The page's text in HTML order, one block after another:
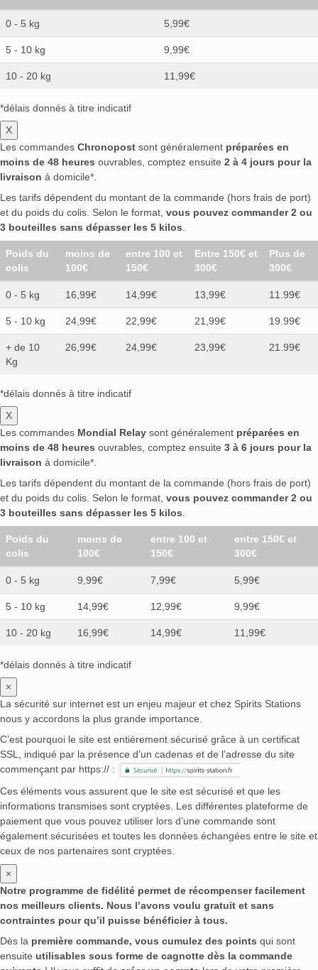
0 - 5 kg 5,99€
5 - 10 kg 9,99€
10 - 20 kg 11,99€
*délais donnés à titre indicatif
X
Les commandes Chronopost sont généralement préparées en
moins de 48 heures ouvrables, comptez ensuite 2 à 4 jours pour la
livraison à domicile*.
Les tarifs dépendent du montant de la commande (hors frais de port)
et du poids du colis. Selon le format, vous pouvez commander 2 ou
3 bouteilles sans dépasser les 5 kilos
Poids du
colis
moins de
100€
entre 100 et
150€
Entre 150€ et
300€
Plus de
300€
0 - 5 kg 16,99€ 14,99€ 13,99€ 11.99€
5 - 10 kg 24,99€ 22,99€ 21,99€ 19.99€
+ de 10
Kg
26,99€ 24,99€ 23,99€ 21.99€
*délais donnés à titre indicatif
X
Les commandes Mondial Relay sont généralement préparées en
moins de 48 heures ouvrables, comptez ensuite 3 à 6 jours pour la
livraison à domicile*.
Les tarifs dépendent du montant de la commande (hors frais de port)
et du poids du colis. Selon le format, vous pouvez commander 2 ou
3 bouteilles sans dépasser les 5 kilos
Poids du
colis
moins de
100€
entre 100 et
150€
entre 150€ et
300€
0 - 5 kg 9,99€ 7,99€ 5,99€
5 - 10 kg 14,99€ 12,99€ 9,99€
10 - 20 kg 16,99€ 14,99€ 11,99€
*délais donnés à titre indicatif
×
La sécurité sur internet est un enjeu majeur et chez Spirits Stations
nous y accordons la plus grande importance.
C’est pourquoi le site est entièrement sécurisé grâce à un certificat
SSL, indiqué par la présence d’un cadenas et de l’adresse du site
commençant par https:// :
Ces éléments vous assurent que le site est sécurisé et que les
informations transmises sont cryptées. Les différentes plateforme de
paiement que vous pouvez utiliser lors d’une commande sont
également sécurisées et toutes les données échangées entre le site et
ceux de nos partenaires sont cryptées.
×
Notre programme de fidélité permet de récompenser facilement
nos meilleurs clients. Nous l’avons voulu gratuit et sans
contraintes pour qu’il puisse bénéficier à tous.
Dès la première commande, vous cumulez des points qui sont
ensuite utilisables sous forme de cagnotte dès la commande